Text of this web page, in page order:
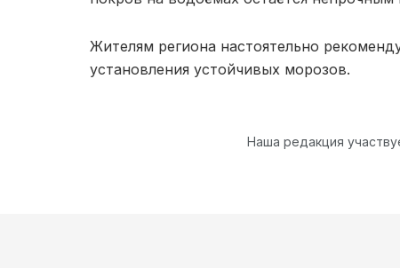
Жителям региона настоятельно
установления устойчивых морозов.
Наша редакция